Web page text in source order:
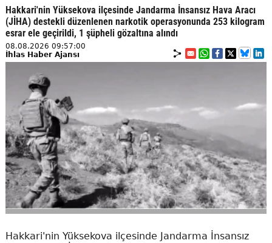
Hakkari'nin Yüksekova ilçesinde Jandarma İnsansız Hava Aracı
(JİHA) destekli düzenlenen narkotik operasyonunda 253 kilogram
esrar ele geçirildi, 1 şüpheli gözaltına alındı
08.08.2026 09:57:00
İhlas Haber Ajansı
Hakkari'nin Yüksekova ilçesinde Jandarma İnsansız